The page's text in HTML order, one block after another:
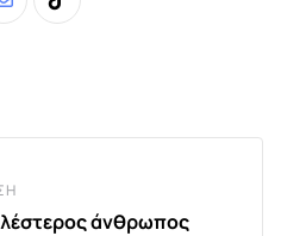
ShareTiktok
άνθρωπος